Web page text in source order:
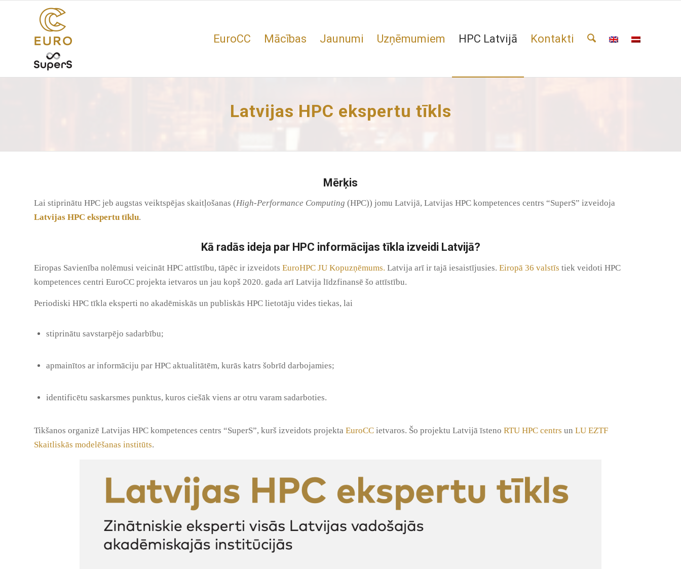
EuroCC Mācības Jaunumi Uzņēmumiem HPC Latvijā Kontakti
Latvijas HPC ekspertu tīkls
Mērķis
Lai stiprinātu HPC jeb augstas veiktspējas skaitļošanas (High-Performance Computing (HPC)) jomu Latvijā, Latvijas HPC kompetences centrs “SuperS” izveidoja
Latvijas HPC ekspertu tīklu.
Kā radās ideja par HPC informācijas tīkla izveidi Latvijā?
Eiropas Savienība nolēmusi veicināt HPC attīstību, tāpēc ir izveidots EuroHPC JU Kopuzņēmums. Latvija arī ir tajā iesaistījusies. Eiropā 36 valstīs tiek veidoti HPC
kompetences centri EuroCC projekta ietvaros un jau kopš 2020. gada arī Latvija līdzfinansē šo attīstību.
Periodiski HPC tīkla eksperti no akadēmiskās un publiskās HPC lietotāju vides tiekas, lai
stiprinātu savstarpējo sadarbību;
apmainītos ar informāciju par HPC aktualitātēm, kurās katrs šobrīd darbojamies;
identificētu saskarsmes punktus, kuros ciešāk viens ar otru varam sadarboties.
Tikšanos organizē Latvijas HPC kompetences centrs “SuperS”, kurš izveidots projekta EuroCC ietvaros. Šo projektu Latvijā īsteno RTU HPC centrs un LU EZTF
Skaitliskās modelēšanas institūts.